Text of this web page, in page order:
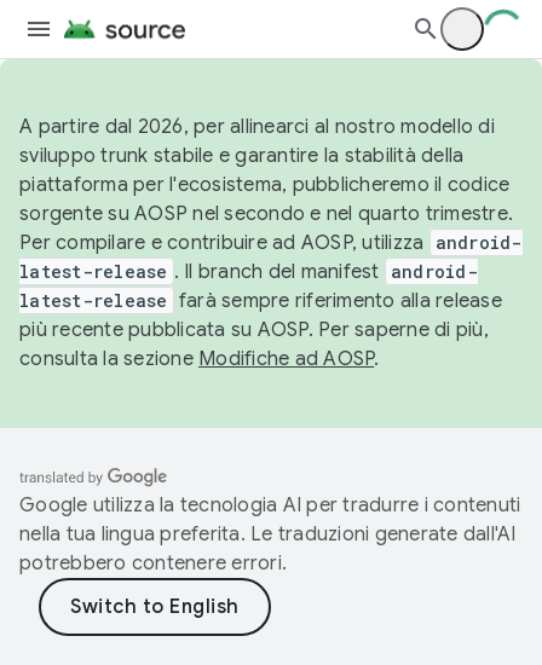
A partire dal 2026, per allinearci al nostro modello di
sviluppo trunk stabile e garantire la stabilità della
piattaforma per l'ecosistema, pubblicheremo il codice
sorgente su AOSP nel secondo e nel quarto trimestre.
Per compilare e contribuire ad AOSP, utilizza
android-
latest-release . Il branch del manifest android-
latest-release farà sempre riferimento alla release
più recente pubblicata su AOSP. Per saperne di più,
consulta la sezione Modifiche ad AOSP.
Google utilizza la tecnologia AI per tradurre i contenuti
nella tua lingua preferita. Le traduzioni generate dall'AI
potrebbero contenere errori.